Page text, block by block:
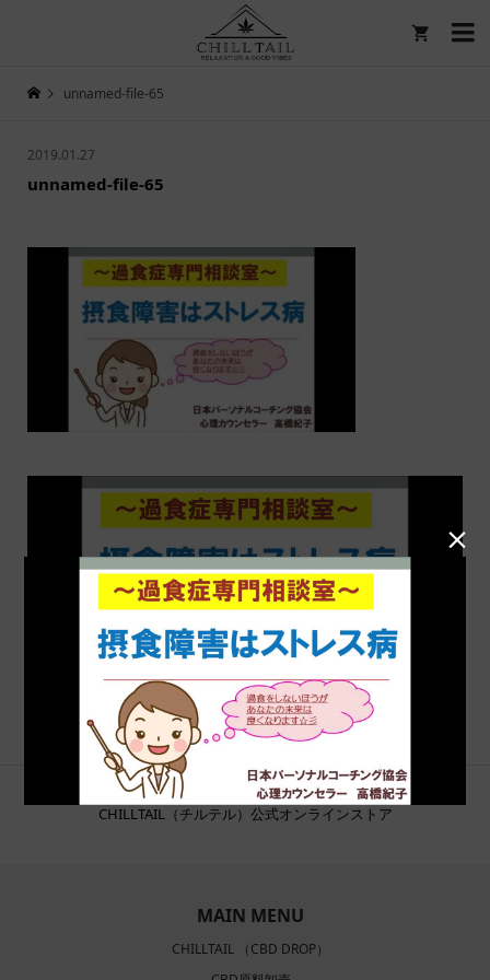

unnamed-file-65
2019.01.27
unnamed-file-65
CHILLTAIL（チルテル）公式オンラインストア
MAIN MENU
CHILLTAIL （CBD DROP）
